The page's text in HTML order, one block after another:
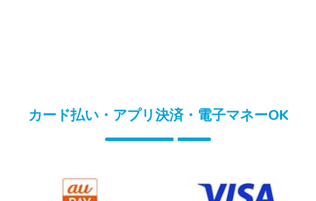
カード払い・アプリ決済・電子マネーOK